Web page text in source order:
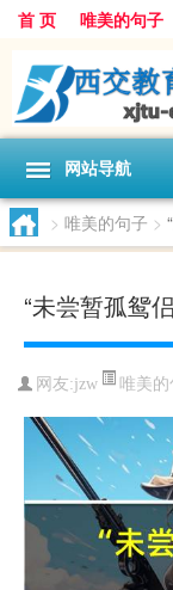
首 页 唯美的句子
网站导航
> 唯美的句子 >
“未尝暂孤鸳
网友:jzw 唯美